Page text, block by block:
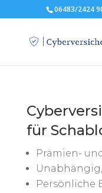
06483/2424
für
Prämien-
Persönliche